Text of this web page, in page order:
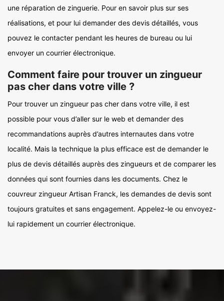
une réparation de zinguerie. Pour en savoir plus sur ses
réalisations, et pour lui demander des devis détaillés, vous
pouvez le contacter pendant les heures de bureau ou lui
envoyer un courrier électronique.
Comment faire pour trouver un zingueur
pas cher dans votre ville ?
Pour trouver un zingueur pas cher dans votre ville, il est
possible pour vous d’aller sur le web et demander des
recommandations auprès d’autres internautes dans votre
localité. Mais la technique la plus efficace est de demander le
plus de devis détaillés auprès des zingueurs et de comparer les
données qui sont fournies dans les documents. Chez le
couvreur zingueur Artisan Franck, les demandes de devis sont
toujours gratuites et sans engagement. Appelez-le ou envoyez-
lui rapidement un courrier électronique.